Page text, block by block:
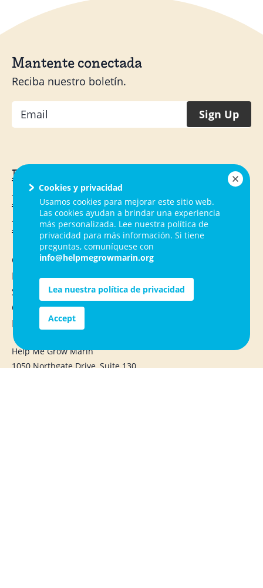
Cookies y privacidad
Usamos cookies para mejorar este sitio web.
Las cookies ayudan a brindar una experiencia
más personalizada. Lee nuestra política de
privacidad para más información. Si tiene
preguntas, comuníquese con
info@helpmegrowmarin.org
Lea nuestra política de privacidad
Accept
Mantente conectada
Reciba nuestro boletín.
Email
Sign Up
Familias
Proveedores de salud
Proveedores comunitarios
Contacto
PF
Servicios
Ocupaciones
Recursos
Help Me Grow Marin
1050 Northgate Drive, Suite 130